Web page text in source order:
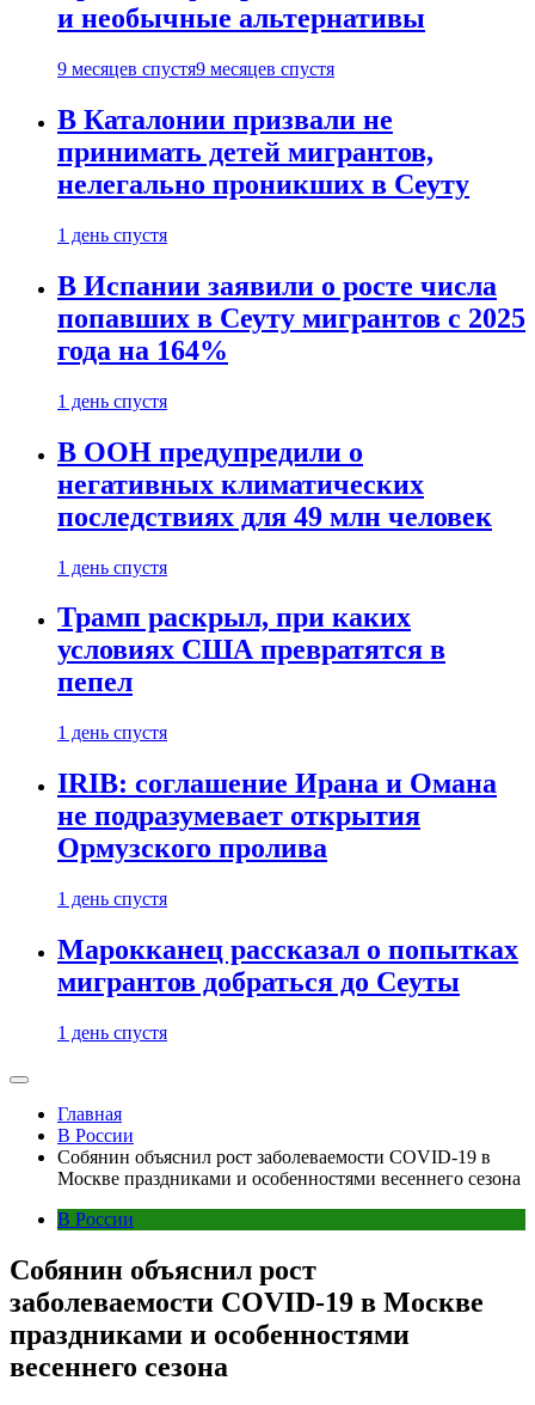
и необычные альтернативы
9 месяцев спустя9 месяцев спустя
В Каталонии призвали не
принимать детей мигрантов,
нелегально проникших в Сеуту
1 день спустя
В Испании заявили о росте числа
попавших в Сеуту мигрантов с 2025
года на 164%
1 день спустя
В ООН предупредили о
негативных климатических
последствиях для 49 млн человек
1 день спустя
Трамп раскрыл, при каких
условиях США превратятся в
пепел
1 день спустя
IRIB: соглашение Ирана и Омана
не подразумевает открытия
Ормузского пролива
1 день спустя
Марокканец рассказал о попытках
мигрантов добраться до Сеуты
1 день спустя
Главная
В России
Собянин объяснил рост заболеваемости COVID-19 в
Москве праздниками и особенностями весеннего сезона
В России
Собянин объяснил рост
заболеваемости COVID-19 в Москве
праздниками и особенностями
весеннего сезона